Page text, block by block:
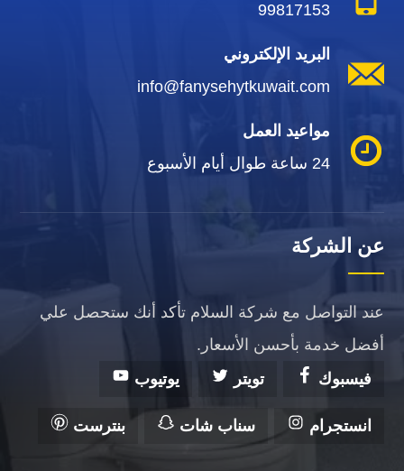
99817153
البريد الإلكتروني
info@fanysehytkuwait.com
مواعيد العمل
24 ساعة طوال أيام الأسبوع
عن الشركة
عند التواصل مع شركة السلام تأكد أنك ستحصل علي
أفضل خدمة بأحسن الأسعار.
فيسبوك
تويتر يوتيوب
انستجرام سناب شات بنترست